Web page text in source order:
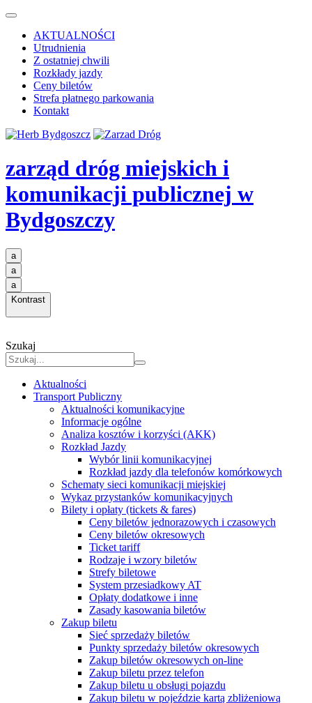
AKTUALNOŚCI
Utrudnienia
Z ostatniej chwili
Rozkłady jazdy
Ceny biletów
Strefa płatnego parkowania
Kontakt
zarząd dróg miejskich i
komunikacji publicznej w
Bydgoszczy
a
a
a
Kontrast
Szukaj
Aktualności
Transport Publiczny
Aktualności komunikacyjne
Informacje ogólne
Analiza kosztów i korzyści (AKK)
Rozkład Jazdy
Wybór linii komunikacyjnej
Rozkład jazdy dla telefonów komórkowych
Schematy sieci komunikacji miejskiej
Wykaz przystanków komunikacyjnych
Bilety i opłaty (tickets & fares)
Ceny biletów jednorazowych i czasowych
Ceny biletów okresowych
Ticket tariff
Rodzaje i wzory biletów
Strefy biletowe
System przesiadkowy AT
Opłaty dodatkowe i inne
Zasady kasowania biletów
Zakup biletu
Sieć sprzedaży biletów
Punkty sprzedaży biletów okresowych
Zakup biletów okresowych on-line
Zakup biletu przez telefon
Zakup biletu u obsługi pojazdu
Zakup biletu w pojeździe kartą zbliżeniową